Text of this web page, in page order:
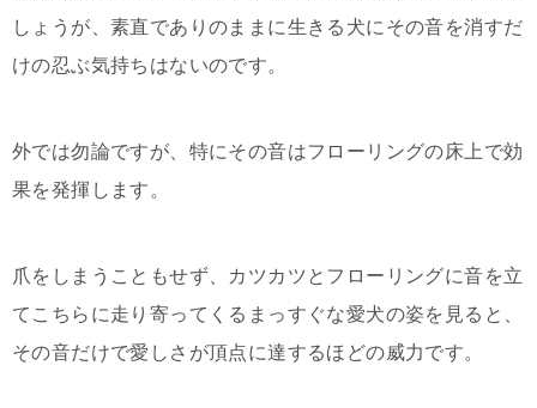
しょうが、素直でありのままに生きる犬にその音を消すだ
けの忍ぶ気持ちはないのです。
外では勿論ですが、特にその音はフローリングの床上で効
果を発揮します。
爪をしまうこともせず、カツカツとフローリングに音を立
てこちらに走り寄ってくるまっすぐな愛犬の姿を見ると、
その音だけで愛しさが頂点に達するほどの威力です。